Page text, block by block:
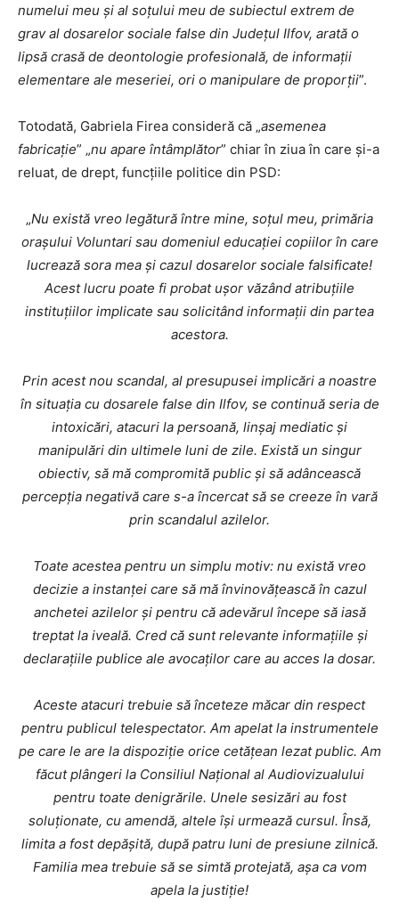
numelui meu și al soțului meu de subiectul extrem de
grav al dosarelor sociale false din Județul Ilfov, arată o
lipsă crasă de deontologie profesională, de informații
elementare ale meseriei, ori o manipulare de proporții”.
Totodată, Gabriela Firea consideră că „asemenea
fabricație” „nu apare întâmplător” chiar în ziua în care și-a
reluat, de drept, funcțiile politice din PSD:
„Nu există vreo legătură între mine, soțul meu, primăria
orașului Voluntari sau domeniul educației copiilor în care
lucrează sora mea și cazul dosarelor sociale falsificate!
Acest lucru poate fi probat ușor văzând atribuțiile
instituțiilor implicate sau solicitând informații din partea
acestora.
Prin acest nou scandal, al presupusei implicări a noastre
în situația cu dosarele false din Ilfov, se continuă seria de
intoxicări, atacuri la persoană, linșaj mediatic și
manipulări din ultimele luni de zile. Există un singur
obiectiv, să mă compromită public și să adâncească
percepția negativă care s-a încercat să se creeze în vară
prin scandalul azilelor.
Toate acestea pentru un simplu motiv: nu există vreo
decizie a instanței care să mă învinovățească în cazul
anchetei azilelor și pentru că adevărul începe să iasă
treptat la iveală. Cred că sunt relevante informațiile și
declarațiile publice ale avocaților care au acces la dosar.
Aceste atacuri trebuie să înceteze măcar din respect
pentru publicul telespectator. Am apelat la instrumentele
pe care le are la dispoziție orice cetățean lezat public. Am
făcut plângeri la Consiliul Național al Audiovizualului
pentru toate denigrările. Unele sesizări au fost
soluționate, cu amendă, altele își urmează cursul. Însă,
limita a fost depășită, după patru luni de presiune zilnică.
Familia mea trebuie să se simtă protejată, așa ca vom
apela la justiție!